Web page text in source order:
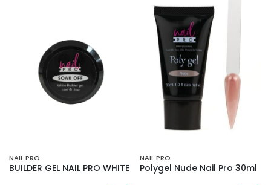
NAIL PRO
BUILDER GEL NAIL PRO WHITE
NAIL PRO
Polygel Nude Nail Pro 30ml